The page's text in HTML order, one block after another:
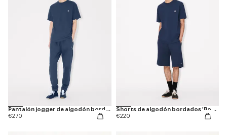
Pantalón jogger de algodón bordado 'Boke Flower'
€270
Shorts de algodón bordados 'Boke Flower'
€220